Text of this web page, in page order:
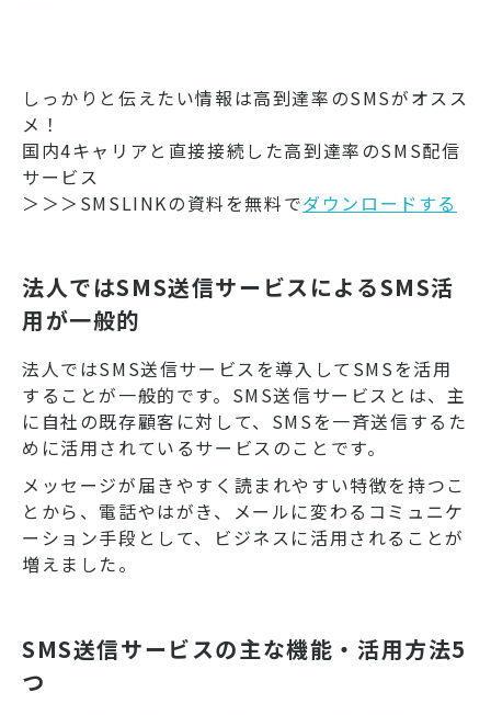
しっかりと伝えたい情報は高到達率のSMSがオスス
メ！
国内4キャリアと直接接続した高到達率のSMS配信
サービス
＞＞＞SMSLINKの資料を無料でダウンロードする
法人ではSMS送信サービスによるSMS活
用が一般的
法人ではSMS送信サービスを導入してSMSを活用
することが一般的です。SMS送信サービスとは、主
に自社の既存顧客に対して、SMSを一斉送信するた
めに活用されているサービスのことです。
メッセージが届きやすく読まれやすい特徴を持つこ
とから、電話やはがき、メールに変わるコミュニケ
ーション手段として、ビジネスに活用されることが
増えました。
SMS送信サービスの主な機能・活用方法5
つ